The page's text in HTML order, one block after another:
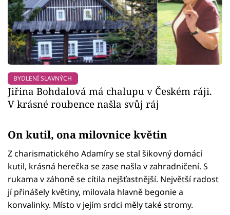
BYDLENÍ SLAVNÝCH
Jiřina Bohdalová má chalupu v Českém ráji.
V krásné roubence našla svůj ráj
On kutil, ona milovnice květin
Z charismatického Adamíry se stal šikovný domácí
kutil, krásná herečka se zase našla v zahradničení. S
rukama v záhoně se cítila nejšťastnější. Největší radost
jí přinášely květiny, milovala hlavně begonie a
konvalinky. Místo v jejím srdci měly také stromy.